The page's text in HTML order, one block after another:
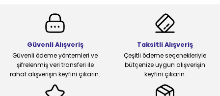
Güvenli Alışveriş
Güvenli ödeme yöntemleri ve
şifrelenmiş veri transferi ile
rahat alışverişin keyfini çıkarın.
Taksitli Alışveriş
Çeşitli ödeme seçenekleriyle
bütçenize uygun alışverişin
keyfini çıkarın.